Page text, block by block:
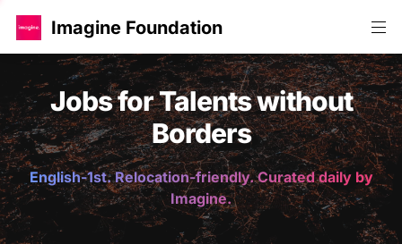
Imagine Foundation
Jobs for Talents without
Borders
English-1st. Relocation-friendly. Curated daily by
Imagine.